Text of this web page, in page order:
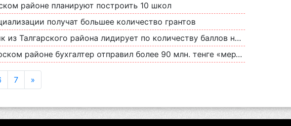
районе планируют построить 10 школ
получат большее количество грантов
из Талгарского района лидирует по количеству баллов на ЕНТ
районе бухгалтер отправил более 90 млн. тенге «мертвым душам»
7 »